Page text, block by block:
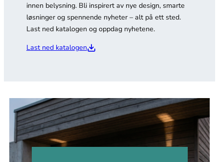
innen belysning. Bli inspirert av nye design, smarte
løsninger og spennende nyheter – alt på ett sted.
Last ned katalogen og oppdag nyhetene.
Last ned katalogen